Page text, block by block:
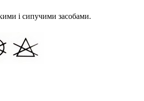
і сипучими засобами.